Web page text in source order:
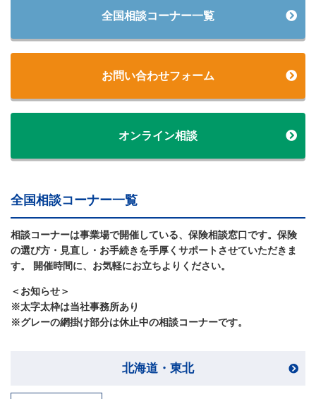
全国相談コーナー一覧
お問い合わせフォーム
オンライン相談
全国相談コーナー一覧
相談コーナーは事業場で開催している、保険相談窓口です。保険
の選び方・見直し・お手続きを手厚くサポートさせていただきま
す。 開催時間に、お気軽にお立ちよりください。
＜お知らせ＞
※太字太枠は当社事務所あり
※グレーの網掛け部分は休止中の相談コーナーです。
北海道・東北